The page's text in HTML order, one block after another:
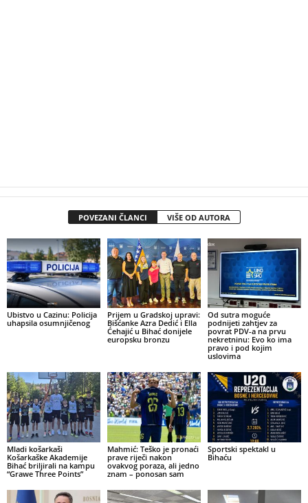
POVEZANI ČLANCI VIŠE OD AUTORA
Ubistvo u Cazinu: Policija
uhapsila osumnjičenog
Prijem u Gradskoj upravi:
Bišćanke Azra Dedić i Ella
Ćehajić u Bihać donijele
europsku bronzu
Od sutra moguće
podnijeti zahtjev za
povrat PDV-a na prvu
nekretninu: Evo ko ima
pravo i pod kojim
uslovima
Mladi košarkaši
Košarkaške Akademije
Bihać briljirali na kampu
“Grawe Three Points”
Mahmić: Teško je pronaći
prave riječi nakon
ovakvog poraza, ali jedno
znam – ponosan sam
Sportski spektakl u
Bihaću